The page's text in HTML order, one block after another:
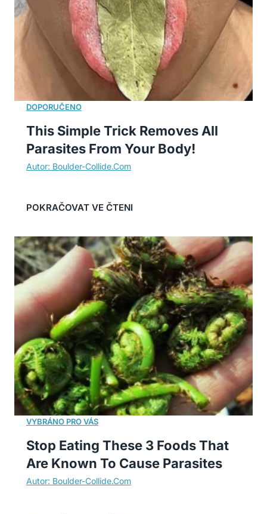
This Simple Trick Removes All
Parasites From Your Body!
Stop Eating These 3 Foods That
Are Known To Cause Parasites